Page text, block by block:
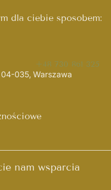
dla ciebie sposobem:
035, Warszawa
nam wsparcia
+48 730 861 325